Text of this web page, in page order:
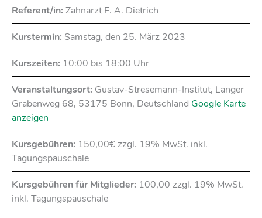
Referent/in: Zahnarzt F. A. Dietrich
Kurstermin: Samstag, den 25. März 2023
Kurszeiten: 10:00 bis 18:00 Uhr
Veranstaltungsort: Gustav-Stresemann-Institut, Langer
Grabenweg 68, 53175 Bonn, Deutschland Google Karte
anzeigen
Kursgebühren: 150,00€ zzgl. 19% MwSt. inkl.
Tagungspauschale
Kursgebühren für Mitglieder: 100,00 zzgl. 19% MwSt.
inkl. Tagungspauschale